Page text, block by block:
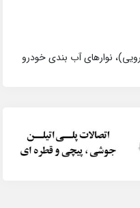
نوارهای آب بندی خودرو